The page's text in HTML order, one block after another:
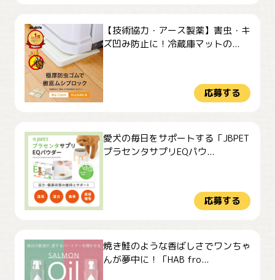
【技術協力・アース製薬】害虫・キ
ズ凹み防止に！冷蔵庫マットの...
応募する
愛犬の毎日をサポートする「JBPET
プラセンタサプリEQパウ...
応募する
焼き鮭のような香ばしさでワンちゃ
んが夢中に！「HAB fro...